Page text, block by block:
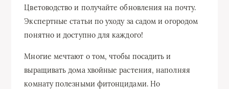
Цветоводство и получайте обновления на почту.
Экспертные статьи по уходу за садом и огородом
понятно и доступно для каждого!
Многие мечтают о том, чтобы посадить и
выращивать дома хвойные растения, наполняя
комнату полезными фитонцидами. Но